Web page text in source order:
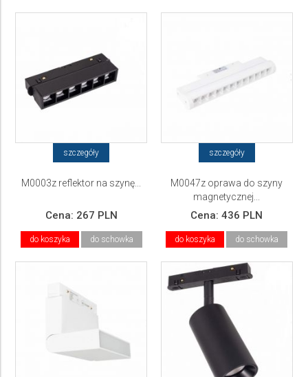
szczegóły
M0003z reflektor na szynę...
Cena: 267 PLN
do koszyka do schowka
szczegóły
M0047z oprawa do szyny
magnetycznej...
Cena:436 PLN
do koszyka do schowka